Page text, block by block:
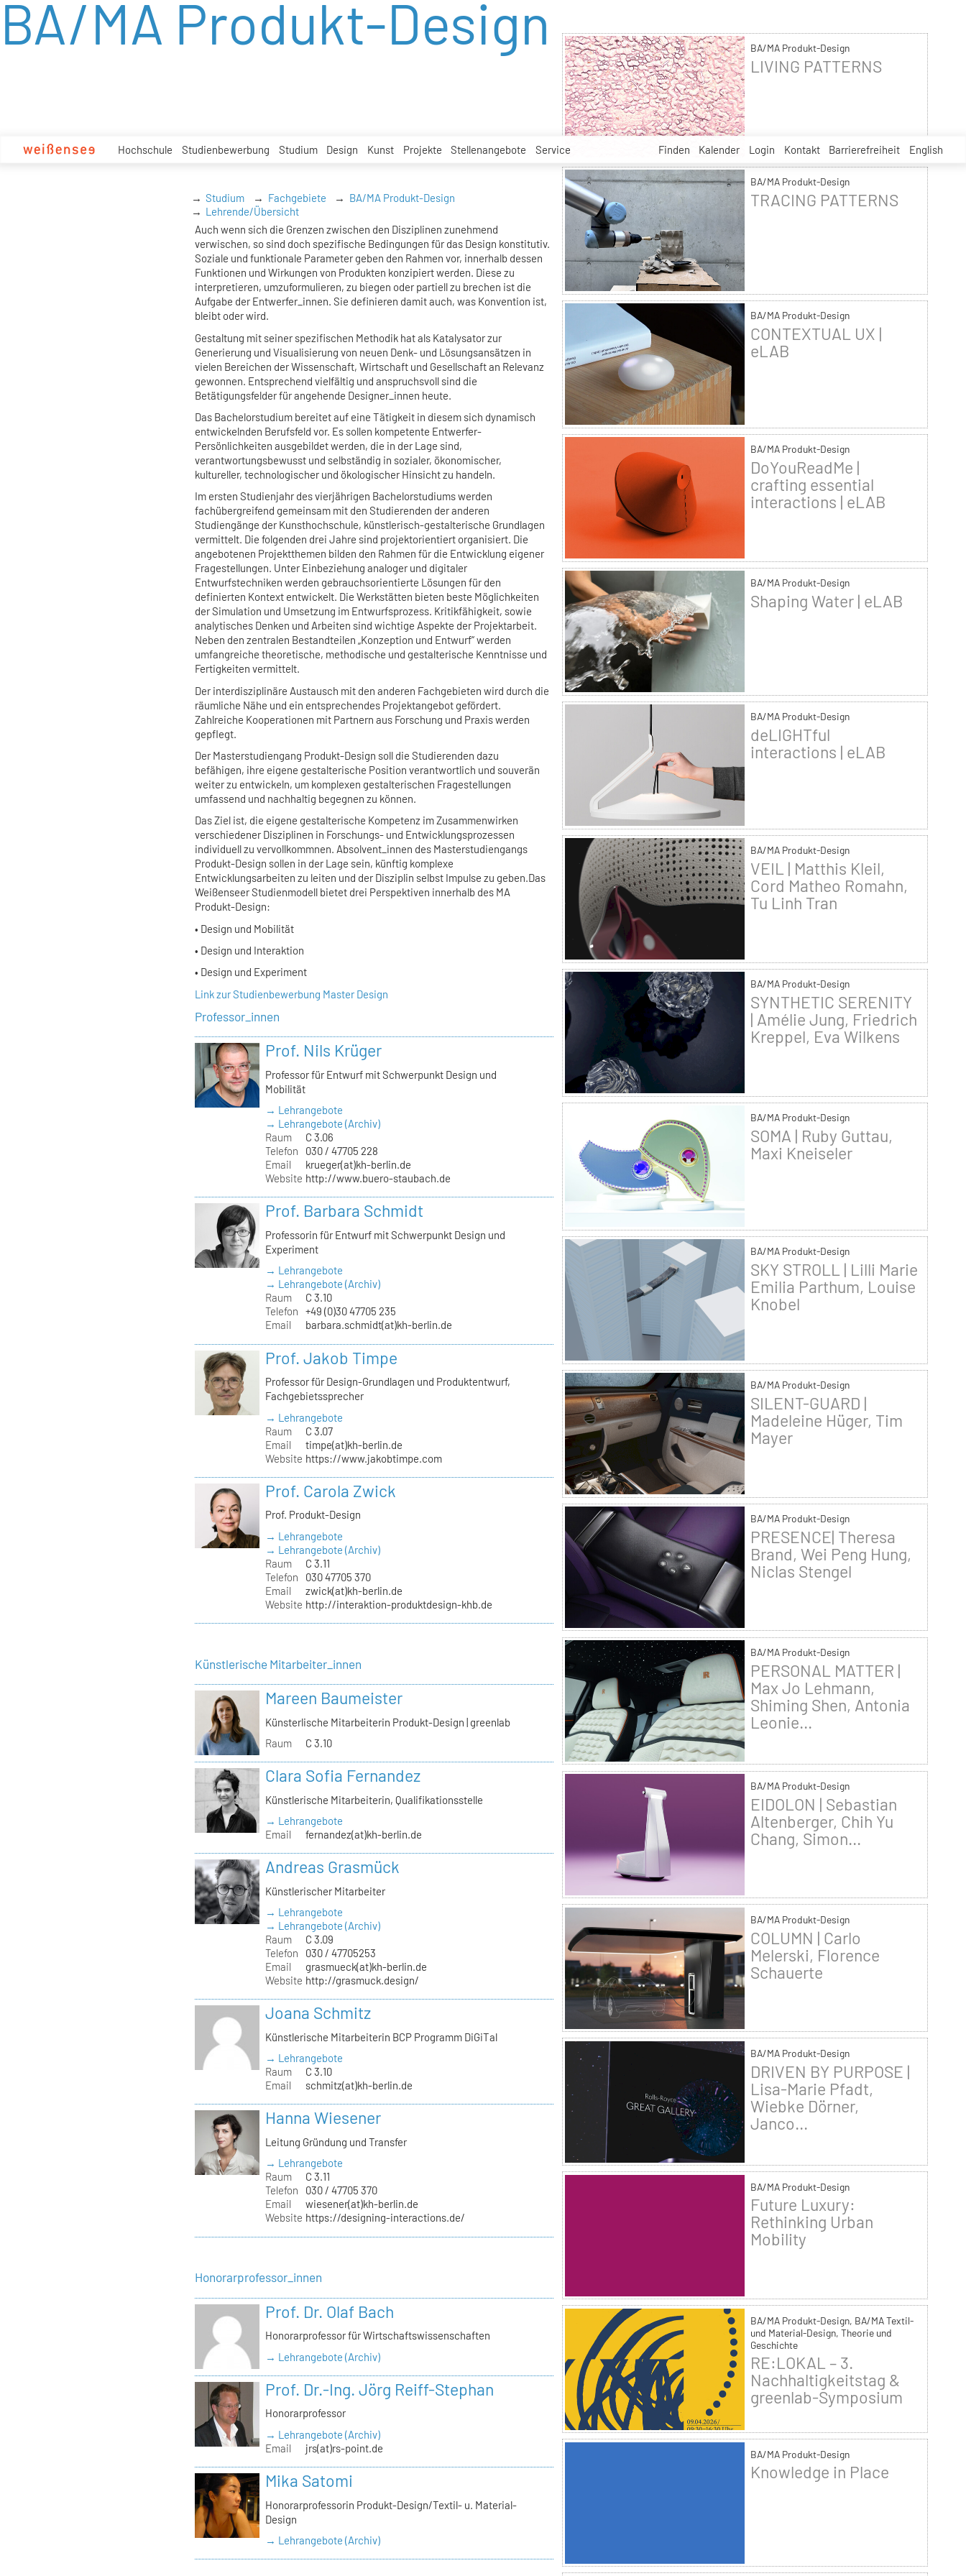
zum
Inhalt
Hochschule Studienbewerbung Studium Design Kunst Projekte Stellenangebote Service Finden Kalender Login Kontakt Barrierefreiheit English
BA/MA Produkt-Design
Studium Fachgebiete
BA/MA Produkt-Design
Lehrende/Übersicht
Auch wenn sich die Grenzen zwischen den Disziplinen zunehmend
verwischen, so sind doch spezifische Bedingungen für das Design konstitutiv.
Soziale und funktionale Parameter geben den Rahmen vor, innerhalb dessen
Funktionen und Wirkungen von Produkten konzipiert werden. Diese zu
interpretieren, umzuformulieren, zu biegen oder partiell zu brechen ist die
Aufgabe der Entwerfer_innen. Sie definieren damit auch, was Konvention ist,
bleibt oder wird.
Gestaltung mit seiner spezifischen Methodik hat als Katalysator zur
Generierung und Visualisierung von neuen Denk- und Lösungsansätzen in
vielen Bereichen der Wissenschaft, Wirtschaft und Gesellschaft an Relevanz
gewonnen. Entsprechend vielfältig und anspruchsvoll sind die
Betätigungsfelder für angehende Designer_innen heute.
Das Bachelorstudium bereitet auf eine Tätigkeit in diesem sich dynamisch
entwickelnden Berufsfeld vor. Es sollen kompetente Entwerfer-
Persönlichkeiten ausgebildet werden, die in der Lage sind,
verantwortungsbewusst und selbständig in sozialer, ökonomischer,
kultureller, technologischer und ökologischer Hinsicht zu handeln.
Im ersten Studienjahr des vierjährigen Bachelorstudiums werden
fachübergreifend gemeinsam mit den Studierenden der anderen
Studiengänge der Kunsthochschule, künstlerisch-gestalterische Grundlagen
vermittelt. Die folgenden drei Jahre sind projektorientiert organisiert. Die
angebotenen Projektthemen bilden den Rahmen für die Entwicklung eigener
Fragestellungen. Unter Einbeziehung analoger und digitaler
Entwurfstechniken werden gebrauchsorientierte Lösungen für den
definierten Kontext entwickelt. Die Werkstätten bieten beste Möglichkeiten
der Simulation und Umsetzung im Entwurfsprozess. Kritikfähigkeit, sowie
analytisches Denken und Arbeiten sind wichtige Aspekte der Projektarbeit.
Neben den zentralen Bestandteilen „Konzeption und Entwurf“ werden
umfangreiche theoretische, methodische und gestalterische Kenntnisse und
Fertigkeiten vermittelt.
Der interdisziplinäre Austausch mit den anderen Fachgebieten wird durch die
räumliche Nähe und ein entsprechendes Projektangebot gefördert.
Zahlreiche Kooperationen mit Partnern aus Forschung und Praxis werden
gepflegt.
Der Masterstudiengang Produkt-Design soll die Studierenden dazu
befähigen, ihre eigene gestalterische Position verantwortlich und souverän
weiter zu entwickeln, um komplexen gestalterischen Fragestellungen
umfassend und nachhaltig begegnen zu können.
Das Ziel ist, die eigene gestalterische Kompetenz im Zusammenwirken
verschiedener Disziplinen in Forschungs- und Entwicklungsprozessen
individuell zu vervollkommnen. Absolvent_innen des Masterstudiengangs
Produkt-Design sollen in der Lage sein, künftig komplexe
Entwicklungsarbeiten zu leiten und der Disziplin selbst Impulse zu geben.Das
Weißenseer Studienmodell bietet drei Perspektiven innerhalb des MA
Produkt-Design:
• Design und Mobilität
• Design und Interaktion
• Design und Experiment
Link zur Studienbewerbung Master Design
Professor_innen
Prof. Nils Krüger
Professor für Entwurf mit Schwerpunkt Design und
Mobilität
→ Lehrangebote
→ Lehrangebote (Archiv)
Raum
C 3.06
Telefon
030 / 47705 228
Email
krueger(at)kh-berlin.de
Website http://www.buero-staubach.de
Prof. Barbara Schmidt
Professorin für Entwurf mit Schwerpunkt Design und
Experiment
→ Lehrangebote
→ Lehrangebote (Archiv)
Raum
C 3.10
Telefon
+49 (0)30 47705 235
Email
barbara.schmidt(at)kh-berlin.de
Prof. Jakob Timpe
Professor für Design-Grundlagen und Produktentwurf,
Fachgebietssprecher
→ Lehrangebote
Raum
C 3.07
Email
timpe(at)kh-berlin.de
Website https://www.jakobtimpe.com
Prof. Carola Zwick
Prof. Produkt-Design
→ Lehrangebote
→ Lehrangebote (Archiv)
Raum
C 3.11
Telefon
030 47705 370
Email
zwick(at)kh-berlin.de
Website http://interaktion-produktdesign-khb.de
Künstlerische Mitarbeiter_innen
Mareen Baumeister
Künsterlische Mitarbeiterin Produkt-Design | greenlab
Raum
C 3.10
Clara Sofia Fernandez
Künstlerische Mitarbeiterin, Qualifikationsstelle
→ Lehrangebote
Email
fernandez(at)kh-berlin.de
Andreas Grasmück
Künstlerischer Mitarbeiter
→ Lehrangebote
→ Lehrangebote (Archiv)
Raum
C 3.09
Telefon
030 / 47705253
Email
grasmueck(at)kh-berlin.de
Website http://grasmuck.design/
Joana Schmitz
Künstlerische Mitarbeiterin BCP Programm DiGiTal
→ Lehrangebote
Raum
C 3.10
Email
schmitz(at)kh-berlin.de
Hanna Wiesener
Leitung Gründung und Transfer
→ Lehrangebote
Raum
C 3.11
Telefon
030 / 47705 370
Email
wiesener(at)kh-berlin.de
Website https://designing-interactions.de/
Honorarprofessor_innen
Prof. Dr. Olaf Bach
Honorarprofessor für Wirtschaftswissenschaften
→ Lehrangebote (Archiv)
Prof. Dr.-Ing. Jörg Reiff-Stephan
Honorarprofessor
→ Lehrangebote (Archiv)
Email
jrs(at)rs-point.de
Mika Satomi
Honorarprofessorin Produkt-Design/Textil- u. Material-
Design
→ Lehrangebote (Archiv)
BA/MA Produkt-Design
LIVING PATTERNS
BA/MA Produkt-Design
TRACING PATTERNS
BA/MA Produkt-Design
CONTEXTUAL UX |
eLAB
BA/MA Produkt-Design
DoYouReadMe |
crafting essential
interactions | eLAB
BA/MA Produkt-Design
Shaping Water | eLAB
BA/MA Produkt-Design
deLIGHTful
interactions | eLAB
BA/MA Produkt-Design
VEIL | Matthis Kleil,
Cord Matheo Romahn,
Tu Linh Tran
BA/MA Produkt-Design
SYNTHETIC SERENITY
| Amélie Jung, Friedrich
Kreppel, Eva Wilkens
BA/MA Produkt-Design
SOMA | Ruby Guttau,
Maxi Kneiseler
BA/MA Produkt-Design
SKY STROLL | Lilli Marie
Emilia Parthum, Louise
Knobel
BA/MA Produkt-Design
SILENT-GUARD |
Madeleine Hüger, Tim
Mayer
BA/MA Produkt-Design
PRESENCE| Theresa
Brand, Wei Peng Hung,
Niclas Stengel
BA/MA Produkt-Design
PERSONAL MATTER |
Max Jo Lehmann,
Shiming Shen, Antonia
Leonie...
BA/MA Produkt-Design
EIDOLON | Sebastian
Altenberger, Chih Yu
Chang, Simon...
BA/MA Produkt-Design
COLUMN | Carlo
Melerski, Florence
Schauerte
BA/MA Produkt-Design
DRIVEN BY PURPOSE |
Lisa-Marie Pfadt,
Wiebke Dörner,
Janco...
BA/MA Produkt-Design
Future Luxury:
Rethinking Urban
Mobility
BA/MA Produkt-Design, BA/MA Textil-
und Material-Design, Theorie und
Geschichte
RE:LOKAL – 3.
Nachhaltigkeitstag &
greenlab-Symposium
BA/MA Produkt-Design
Knowledge in Place